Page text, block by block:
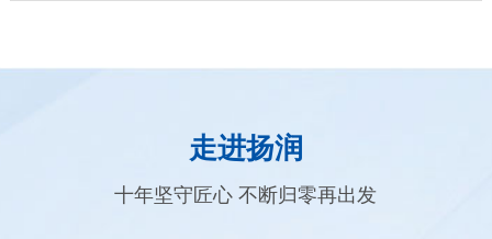
走进扬润
十年坚守匠心 不断归零再出发